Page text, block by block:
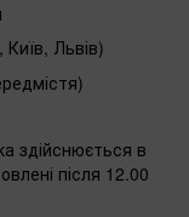
Київ, Львів)
здійснюється в
після 12.00